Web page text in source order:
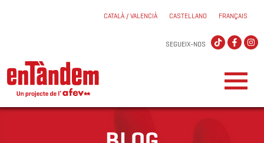
CATALÀ / VALENCIÀ CASTELLANO FRANÇAIS
SEGUEIX-NOS